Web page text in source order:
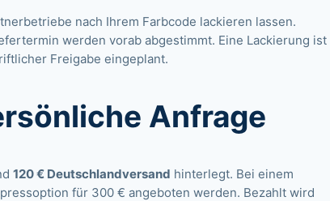
nach Ihrem Farbcode lackieren lassen.
werden vorab abgestimmt. Eine Lackierung ist
Freigabe eingeplant.
Anfrage
120 € Deutschlandversand hinterlegt. Bei einem
für 300 € angeboten werden. Bezahlt wird